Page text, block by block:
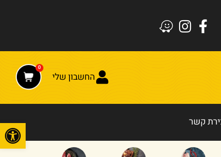
החשבון שלי
0
קשר